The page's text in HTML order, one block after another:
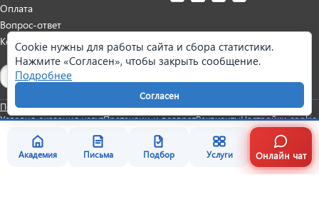
Академия Письма Подбор Услуги Онлайн чат
Оплата
Вопрос-ответ
Контакты
Политика персональных данныхСогласие на обработку данных
Условия оказания услугПретензии и возвратРеквизитыНастройки cookie
Cookie нужны для работы сайта и сбора статистики.
Нажмите «Согласен», чтобы закрыть сообщение.
Подробнее
Согласен